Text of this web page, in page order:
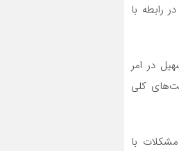
رابطه با
در امر
مقاومتی و سیاست‌های کلی
مشکلات با